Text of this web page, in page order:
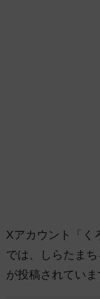
Xアカウント「く
では、しらたま
が投稿されていま